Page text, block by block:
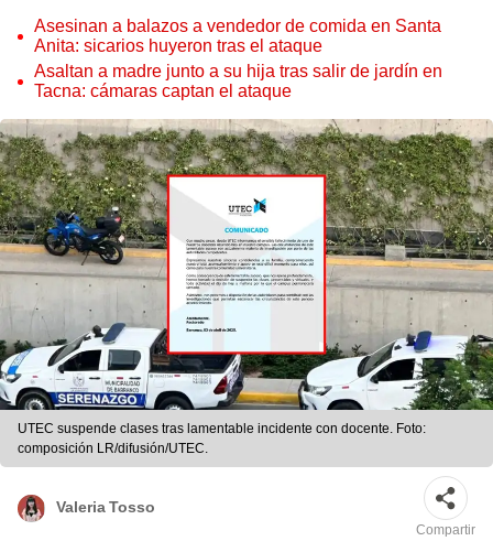
Asesinan a balazos a vendedor de comida en Santa
Anita: sicarios huyeron tras el ataque
Asaltan a madre junto a su hija tras salir de jardín en
Tacna: cámaras captan el ataque
UTEC suspende clases tras lamentable incidente con docente. Foto:
composición LR/difusión/UTEC.
Valeria Tosso
Compartir